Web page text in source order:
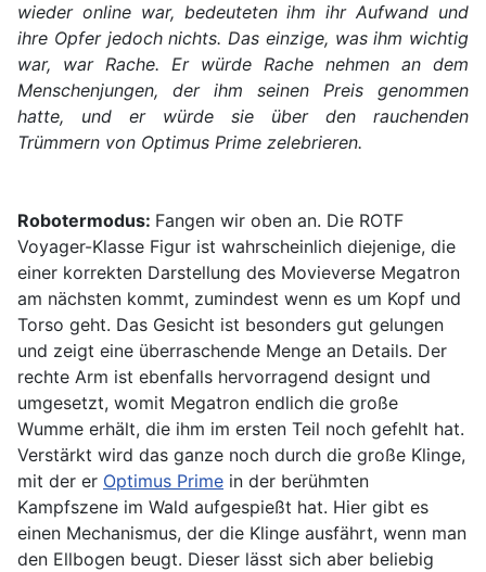
wieder online war, bedeuteten ihm ihr Aufwand und
ihre Opfer jedoch nichts. Das einzige, was ihm wichtig
war, war Rache. Er würde Rache nehmen an dem
Menschenjungen, der ihm seinen Preis genommen
hatte, und er würde sie über den rauchenden
Trümmern von Optimus Prime zelebrieren.
Robotermodus: Fangen wir oben an. Die ROTF
Voyager-Klasse Figur ist wahrscheinlich diejenige, die
einer korrekten Darstellung des Movieverse Megatron
am nächsten kommt, zumindest wenn es um Kopf und
Torso geht. Das Gesicht ist besonders gut gelungen
und zeigt eine überraschende Menge an Details. Der
rechte Arm ist ebenfalls hervorragend designt und
umgesetzt, womit Megatron endlich die große
Wumme erhält, die ihm im ersten Teil noch gefehlt hat.
Verstärkt wird das ganze noch durch die große Klinge,
mit der er Optimus Prime in der berühmten
Kampfszene im Wald aufgespießt hat. Hier gibt es
einen Mechanismus, der die Klinge ausfährt, wenn man
den Ellbogen beugt. Dieser lässt sich aber beliebig